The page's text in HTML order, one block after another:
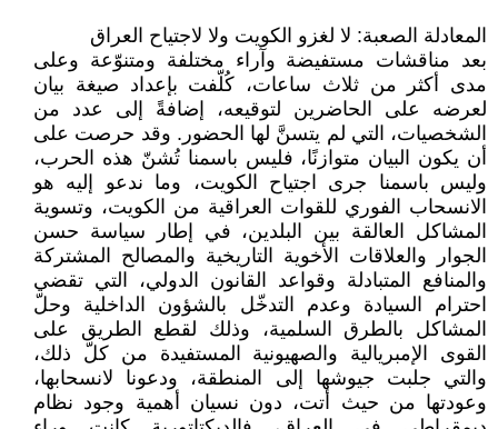
المعادلة الصعبة: لا لغزو الكويت ولا لاجتياح العراق
بعد مناقشات مستفيضة وآراء مختلفة ومتنوّعة وعلى
مدى أكثر من ثلاث ساعات، كُلّفت بإعداد صيغة بيان
لعرضه على الحاضرين لتوقيعه، إضافةً إلى عدد من
الشخصيات، التي لم يتسنَّ لها الحضور. وقد حرصت على
أن يكون البيان متوازنًا، فليس باسمنا تُشنّ هذه الحرب،
وليس باسمنا جرى اجتياح الكويت، وما ندعو إليه هو
الانسحاب الفوري للقوات العراقية من الكويت، وتسوية
المشاكل العالقة بين البلدين، في إطار سياسة حسن
الجوار والعلاقات الأخوية التاريخية والمصالح المشتركة
والمنافع المتبادلة وقواعد القانون الدولي، التي تقضي
احترام السيادة وعدم التدخّل بالشؤون الداخلية وحلّ
المشاكل بالطرق السلمية، وذلك لقطع الطريق على
القوى الإمبريالية والصهيونية المستفيدة من كلّ ذلك،
والتي جلبت جيوشها إلى المنطقة، ودعونا لانسحابها،
وعودتها من حيث أتت، دون نسيان أهمية وجود نظام